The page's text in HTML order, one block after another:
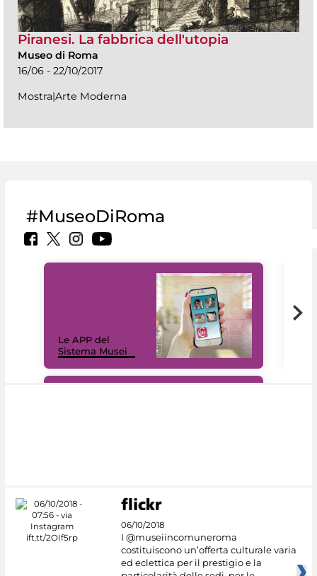
Piranesi. La fabbrica dell'utopia
Museo di Roma
16/06 - 22/10/2017
Mostra|Arte Moderna
#MuseoDiRoma
Le APP del
Sistema Musei
06/10/2018
I @museiincomuneroma
costituiscono un’offerta culturale varia
ed eclettica per il prestigio e la